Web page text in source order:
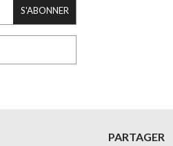
S'ABONNER
PARTAGER